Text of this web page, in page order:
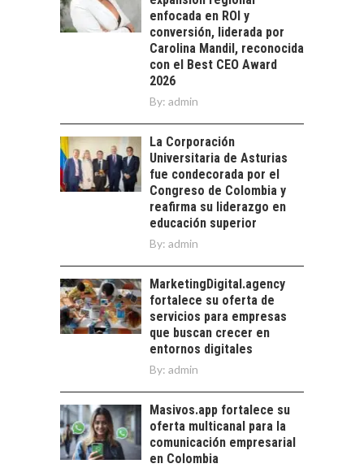
avances y desafíos…
LA
TRANSFORMACIÓN
DE LOS RECURSOS
HUMANOS EN LAS
EMPRESAS
CHILENAS
estratégica de los
recursos humanos en
las empresas…
FINANCIAMIENTO
PARA PYMES EN
CHILE:
ALTERNATIVAS MÁS
ALLÁ DEL CRÉDITO
BANCARIO
Financiamiento para
pymes en Chile:
alternativas que
trascienden el
crédito…
EL CRECIMIENTO DE
LOS SERVICIOS
DIGITALES
EXPORTADOS DESDE
CHILE
servicios digitales en
Chile:…
enfocada en ROI y
conversión, liderada por
Carolina Mandil, reconocida
con el Best CEO Award
2026
By: admin
La Corporación
Universitaria de Asturias
fue condecorada por el
Congreso de Colombia y
reafirma su liderazgo en
educación superior
By: admin
MarketingDigital.agency
fortalece su oferta de
servicios para empresas
que buscan crecer en
entornos digitales
By: admin
Masivos.app fortalece su
oferta multicanal para la
comunicación empresarial
en Colombia